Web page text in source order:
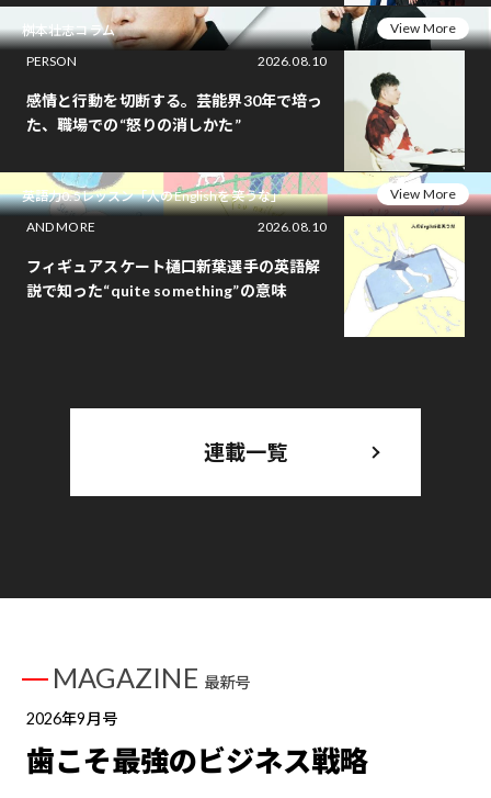
桝本壮志コラム
View More
PERSON
2026.08.10
感情と行動を切断する。芸能界30年で培っ
た、職場での“怒りの消しかた”
英語力0.5レッスン「人のEnglishを笑うな」
View More
AND MORE
2026.08.10
フィギュアスケート樋口新葉選手の英語解
説で知った“quite something”の意味
連載一覧
MAGAZINE 最新号
2026年9月号
歯こそ最強のビジネス戦略